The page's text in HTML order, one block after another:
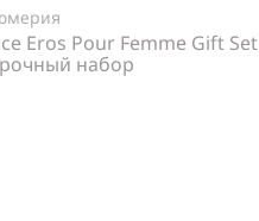
Eros Pour Femme Gift Set
набор